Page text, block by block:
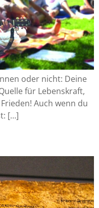
oder nicht: Deine
für Lebenskraft,
Auch wenn du
[…]